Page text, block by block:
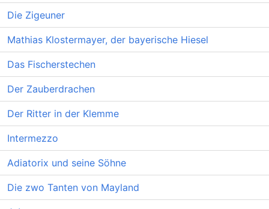
Die Zigeuner
Mathias Klostermayer, der bayerische Hiesel
Das Fischerstechen
Der Zauberdrachen
Der Ritter in der Klemme
Intermezzo
Adiatorix und seine Söhne
Die zwo Tanten von Mayland